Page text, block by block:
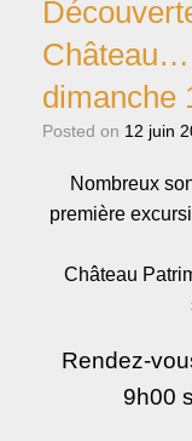
dimanche
Posted on 12 juin
Nombreux
première
Château
Rendez-
9h00